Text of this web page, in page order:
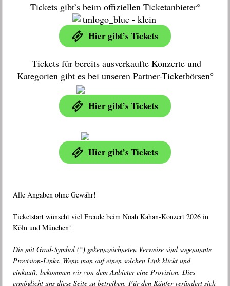
Tickets gibt’s beim offiziellen Ticketanbieter°
Hier gibt’s Tickets
Tickets für bereits ausverkaufte Konzerte und
Kategorien gibt es bei unseren Partner-Ticketbörsen°
Hier gibt’s Tickets
Hier gibt’s Tickets
Alle Angaben ohne Gewähr!
Ticketstart wünscht viel Freude beim Noah Kahan-Konzert 2026 in
Köln und München!
Die mit Grad-Symbol (°) gekennzeichneten Verweise sind sogenannte
Provision-Links. Wenn man auf einen solchen Link klickt und
einkauft, bekommen wir von dem Anbieter eine Provision. Dies
ermöglicht uns diese Seite zu betreiben. Für den Käufer verändert sich